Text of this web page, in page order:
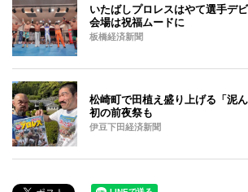
いたばしプロレスはやて選手デ
会場は祝福ムードに
板橋経済新聞
松崎町で田植え盛り上げる「泥
初の前夜祭も
伊豆下田経済新聞